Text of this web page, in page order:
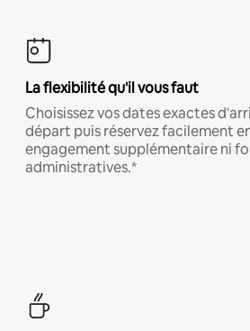
La flexibilité qu'il vous faut
Choisissez vos dates exactes
départ puis réservez facilement
engagement supplémentaire ni
administratives.*